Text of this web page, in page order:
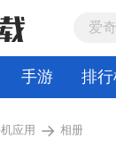
手游 排
应用 → 相册